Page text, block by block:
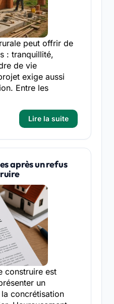
peut offrir de
: tranquillité,
de vie
exige aussi
Entre les
Lire la suite
après un refus
construire est
un
concrétisation